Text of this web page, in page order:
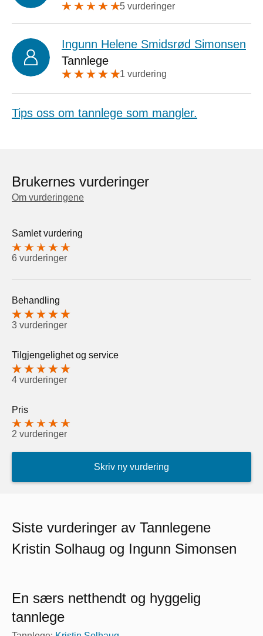
5 vurderinger
Ingunn Helene Smidsrød Simonsen
Tannlege
1 vurdering
Tips oss om tannlege som mangler.
Brukernes vurderinger
Om vurderingene
Samlet vurdering
6 vurderinger
Behandling
3 vurderinger
Tilgjengelighet og service
4 vurderinger
Pris
2 vurderinger
Skriv ny vurdering
Siste vurderinger av Tannlegene
Kristin Solhaug og Ingunn Simonsen
En særs netthendt og hyggelig
tannlege